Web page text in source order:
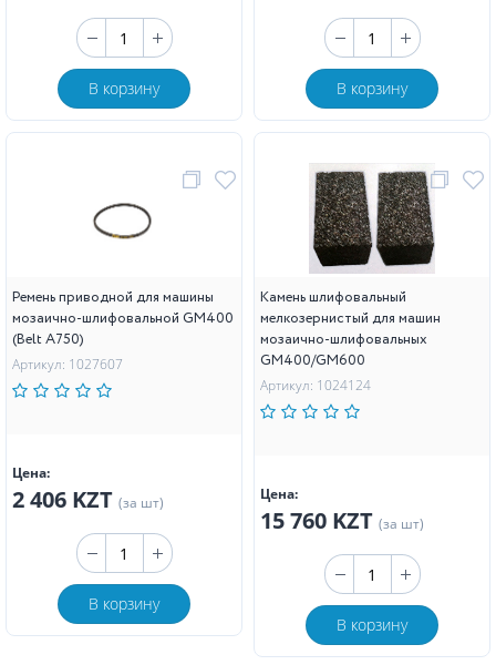
В корзину В корзину
Ремень приводной для машины
мозаично-шлифовальной GM400
(Belt A750)
Артикул: 1027607
Цена:
2 406 KZT (за шт)
В корзину
Камень шлифовальный
мелкозернистый для машин
мозаично-шлифовальных
GM400/GM600
Артикул: 1024124
Цена:
15 760 KZT (за шт)
В корзину